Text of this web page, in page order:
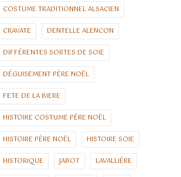
COSTUME TRADITIONNEL ALSACIEN
CRAVATE DENTELLE ALENCON
DIFFÉRENTES SORTES DE SOIE
DÉGUISEMENT PÈRE NOËL
FETE DE LA BIERE
HISTOIRE COSTUME PÈRE NOËL
HISTOIRE PÈRE NOËL HISTOIRE SOIE
HISTORIQUE JABOT LAVALLIÈRE